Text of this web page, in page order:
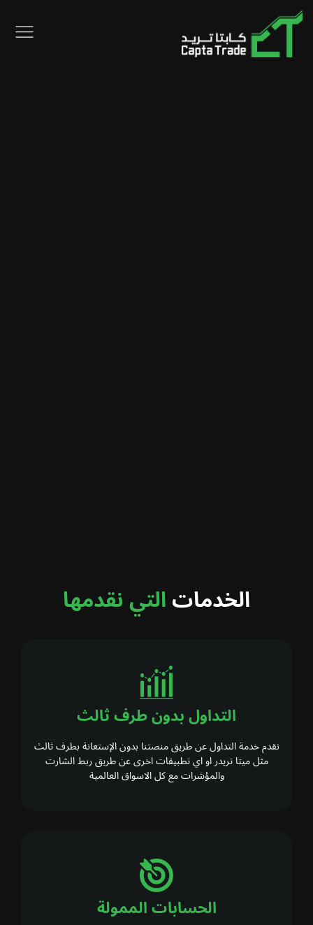
الخدماتالتي نقدمها
التداول بدون طرف ثالث
نقدم خدمة التداول عن طريق منصتنا بدون الإستعانة بطرف ثالث
مثل ميتا تريدر او اي تطبيقات اخرى عن طريق ربط الشارت
والمؤشرات مع كل الاسواق العالمية
الحسابات الممولة